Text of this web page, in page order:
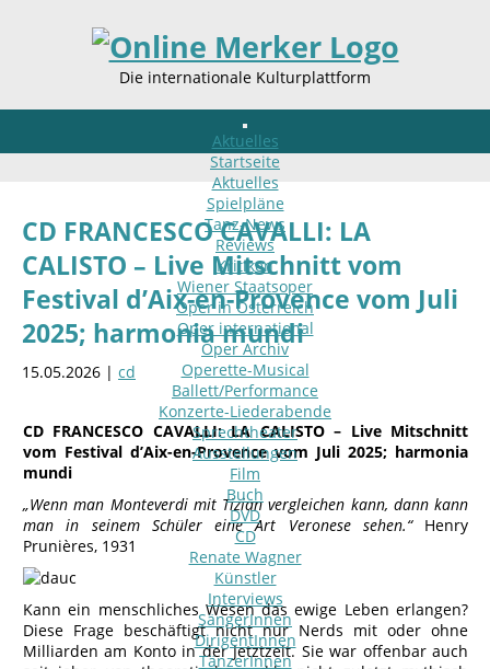
Die internationale Kulturplattform
Aktuelles
Startseite
Aktuelles
Spielpläne
Tanz-News
Reviews
Kritiken
Wiener Staatsoper
Oper in Österreich
Oper international
Oper Archiv
Operette-Musical
Ballett/Performance
Konzerte-Liederabende
Sprechtheater
Ausstellungen
Film
Buch
DVD
CD
Renate Wagner
Künstler
Interviews
SängerInnen
DirigentInnen
TänzerInnen
CD FRANCESCO CAVALLI: LA
CALISTO – Live Mitschnitt vom
Festival d’Aix-en-Provence vom Juli
2025; harmonia mundi
15.05.2026 | cd
CD FRANCESCO CAVALLI: LA CALISTO – Live Mitschnitt
vom Festival d’Aix-en-Provence vom Juli 2025; harmonia
mundi
„Wenn man Monteverdi mit Tizian vergleichen kann, dann kann
man in seinem Schüler eine Art Veronese sehen.“Henry
Prunières, 1931
Kann ein menschliches Wesen das ewige Leben erlangen?
Diese Frage beschäftigt nicht nur Nerds mit oder ohne
Milliarden am Konto in der Jetztzeit. Sie war offenbar auch